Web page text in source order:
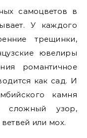
самоцветов в
У каждого
трещинки,
ювелиры
романтичное
как сад. И
камня
сложный узор,
или мох.